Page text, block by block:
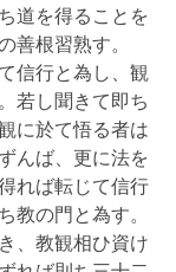
道を得ることを
善根習熟す。
信行と為し、観
若し聞きて即ち
に於て悟る者は
んば、更に法を
れば転じて信行
教の門と為す。
、教観相ひ資け